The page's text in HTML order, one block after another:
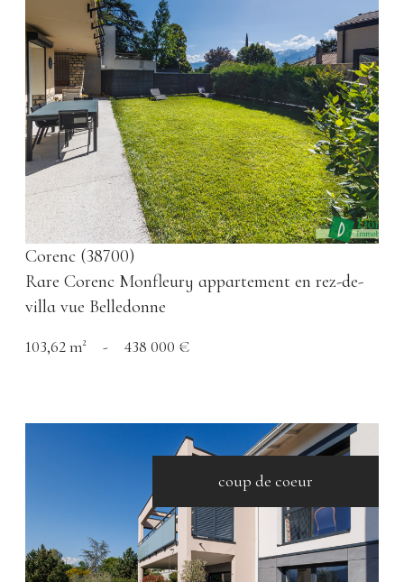
VOIR LE BIEN
Corenc (38700)
Rare Corenc Monfleury appartement en rez-de-
villa vue Belledonne
103,62 m² - 438 000 €
coup de coeur
VOIR LE BIEN